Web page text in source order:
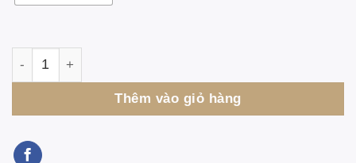
Pháp Phục Nữ Bà Lai, Linen ẤN ĐỘ số lượng
Thêm vào giỏ hàng